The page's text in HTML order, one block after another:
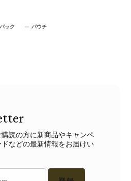
ック パウチ
読の方に新商品やキャンペ
などの最新情報をお届けい